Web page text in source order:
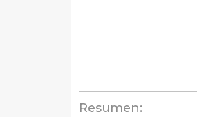
Resumen: